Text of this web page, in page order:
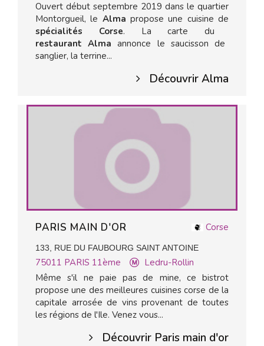
Ouvert début septembre 2019 dans le quartier
Montorgueil, le Almapropose une cuisine de
spécialités Corse. La carte du
restaurant Almaannonce le saucisson de
sanglier, la terrine...
Découvrir Alma
Corse
PARIS MAIN D'OR
133, RUE DU FAUBOURG SAINT ANTOINE
75011 PARIS 11ème
Ledru-Rollin
Même s'il ne paie pas de mine, ce bistrot
propose une des meilleures cuisines corse de la
capitale arrosée de vins provenant de toutes
les régions de l'Ile. Venez vous...
Découvrir Paris main d'or